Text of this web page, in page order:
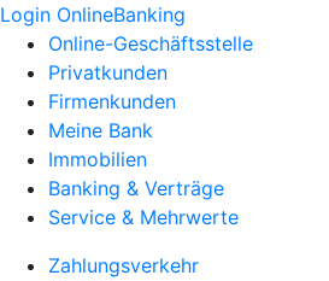
Login OnlineBanking
Online-Geschäftsstelle
Privatkunden
Firmenkunden
Meine Bank
Immobilien
Banking & Verträge
Service & Mehrwerte
Zahlungsverkehr